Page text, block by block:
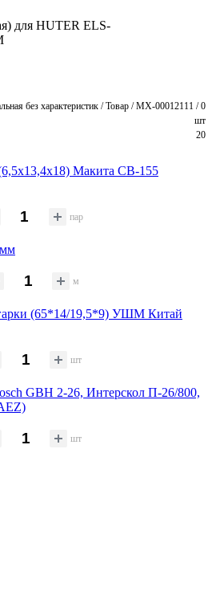
для HUTER ELS-
без характеристик / Товар / MX-00012111 / 0
шт
20
Макита CB-155
пар
м
(65*14/19,5*9) УШМ Китай
шт
GBH 2-26, Интерскол П-26/800,
шт